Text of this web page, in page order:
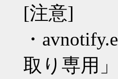
[注意]
・
取り専用